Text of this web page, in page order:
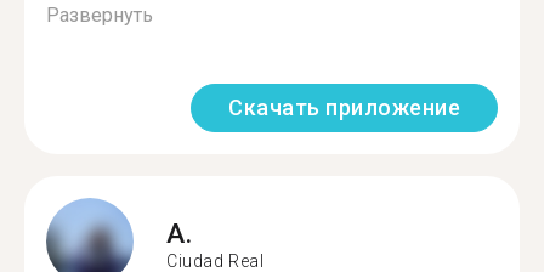
Развернуть
Скачать приложение
A.
Ciudad Real